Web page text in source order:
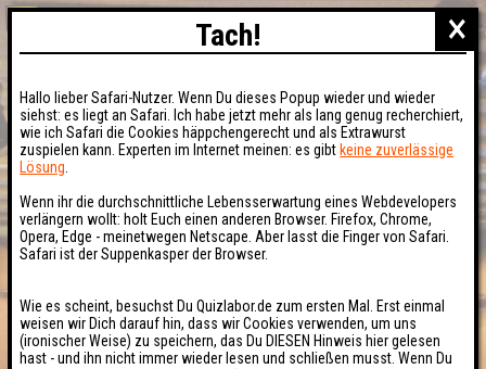
×
Tach!
Hallo lieber Safari-Nutzer. Wenn Du dieses Popup wieder und wieder
siehst: es liegt an Safari. Ich habe jetzt mehr als lang genug recherchiert,
wie ich Safari die Cookies häppchengerecht und als Extrawurst
zuspielen kann. Experten im Internet meinen: es gibt keine zuverlässige
Lösung
Wenn ihr die durchschnittliche Lebensserwartung eines Webdevelopers
verlängern wollt: holt Euch einen anderen Browser. Firefox, Chrome,
Opera, Edge - meinetwegen Netscape. Aber lasst die Finger von Safari.
Safari ist der Suppenkasper der Browser.
Wie es scheint, besuchst Du Quizlabor.de zum ersten Mal. Erst einmal
weisen wir Dich darauf hin, dass wir Cookies verwenden, um uns
(ironischer Weise) zu speichern, das Du DIESEN Hinweis hier gelesen
hast - und ihn nicht immer wieder lesen und schließen musst. Wenn Du